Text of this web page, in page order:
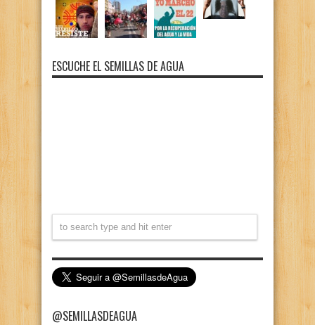
ESCUCHE EL SEMILLAS DE AGUA
@SEMILLASDEAGUA